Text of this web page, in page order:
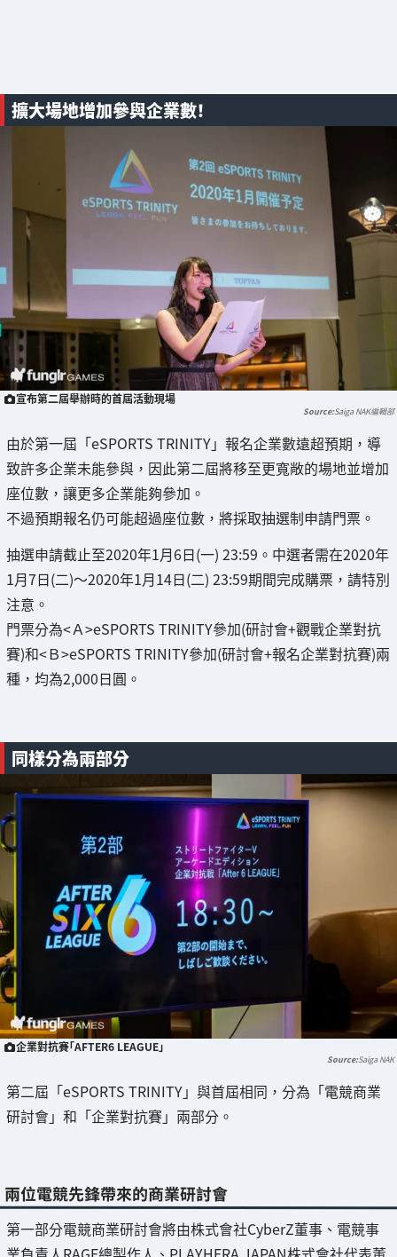
擴大場地增加參與企業數！
宣布第二屆舉辦時的首屆活動現場
Saiga NAK編輯部
由於第一屆「eSPORTS TRINITY」報名企業數遠超預期，導
致許多企業未能參與，因此第二屆將移至更寬敞的場地並增加
座位數，讓更多企業能夠參加。
不過預期報名仍可能超過座位數，將採取抽選制申請門票。
抽選申請截止至2020年1月6日(一) 23:59。中選者需在2020年
1月7日(二)～2020年1月14日(二) 23:59期間完成購票，請特別
注意。
門票分為<Ａ>eSPORTS TRINITY參加(研討會+觀戰企業對抗
賽)和<Ｂ>eSPORTS TRINITY參加(研討會+報名企業對抗賽)兩
種，均為2,000日圓。
同樣分為兩部分
企業對抗賽「AFTER6 LEAGUE」
Saiga NAK
第二屆「eSPORTS TRINITY」與首屆相同，分為「電競商業
研討會」和「企業對抗賽」兩部分。
兩位電競先鋒帶來的商業研討會
第一部分電競商業研討會將由株式會社CyberZ董事、電競事